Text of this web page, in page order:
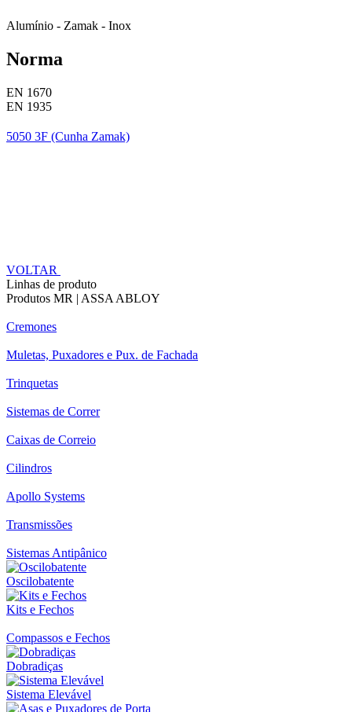
Alumínio - Zamak - Inox
Norma
EN 1670
EN 1935
5050 3F (Cunha Zamak)
VOLTAR
Linhas de produto
Produtos MR | ASSA ABLOY
Cremones
Muletas, Puxadores e Pux. de Fachada
Trinquetas
Sistemas de Correr
Caixas de Correio
Cilindros
Apollo Systems
Transmissões
Sistemas Antipânico
Oscilobatente
Kits e Fechos
Compassos e Fechos
Dobradiças
Sistema Elevável